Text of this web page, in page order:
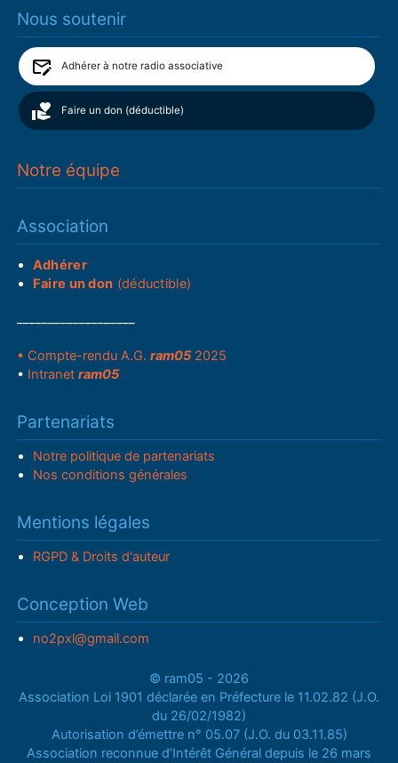
Nous soutenir
Adhérer à notre radio associative
Faire un don (déductible)
Notre équipe
Association
Adhérer
Faire un don (déductible)
• Compte-rendu A.G.ram05 2025
• Intranetram05
Partenariats
Notre politique de partenariats
Nos conditions générales
Mentions légales
RGPD & Droits d'auteur
Conception Web
no2pxl@gmail.com
© ram05 - 2026
Association Loi 1901 déclarée en Préfecture le 11.02.82 (J.O.
du 26/02/1982)
Autorisation d’émettre n° 05.07 (J.O. du 03.11.85)
Association reconnue d’Intérêt Général depuis le 26 mars